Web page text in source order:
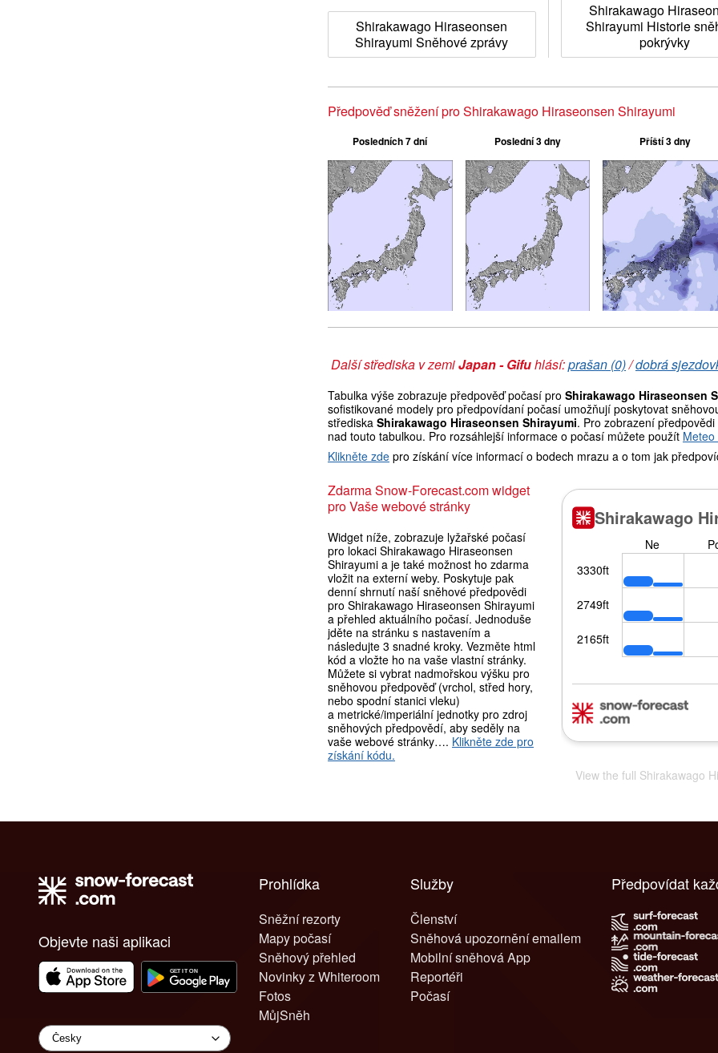
Shirakawago Hiraseonsen
Shirayumi Sněhové zprávy
Shirakawago
Shirayumi Historie
pokrývky
Předpověď sněžení pro Shirakawago Hiraseonsen Shirayumi
Posledních 7 dní Poslední 3 dny Příští 3 dny
Další střediska v zemiJapan - Gifuhlásí:prašan (0)/dobrá
Tabulka výše zobrazuje předpověď počasí pro Shirakawago Hiraseonsen
sofistikované modely pro předpovídaní počasí umožňují poskytovat
střediska Shirakawago Hiraseonsen Shirayumi. Pro zobrazení
nad touto tabulkou. Pro rozsáhlejší informace o počasí můžete použít Meteo
Klikněte zde pro získání více informací o bodech mrazu a o tom jak
Zdarma Snow-Forecast.com widget
pro Vaše webové stránky
Widget níže, zobrazuje lyžařské počasí
pro lokaci Shirakawago Hiraseonsen
Shirayumi a je také možnost ho zdarma
vložit na externí weby. Poskytuje pak
denní shrnutí naší sněhové předpovědi
pro Shirakawago Hiraseonsen Shirayumi
a přehled aktuálního počasí. Jednoduše
jděte na stránku s nastavením a
následujte 3 snadné kroky. Vezměte html
kód a vložte ho na vaše vlastní stránky.
Můžete si vybrat nadmořskou výšku pro
sněhovou předpověď (vrchol, střed hory,
nebo spodní stanici vleku)
a metrické/imperiální jednotky pro zdroj
sněhových předpovědí, aby seděly na
vaše webové stránky…. Klikněte zde pro
získání kódu.
View the full Shirakawago
Objevte naši aplikaci
Prohlídka
Sněžní rezorty
Mapy počasí
Sněhový přehled
Novinky z Whiteroom
Fotos
MůjSněh
Služby
Členství
Sněhová upozornění emailem
Mobilní sněhová App
Reportéři
Počasí
Předpovídat